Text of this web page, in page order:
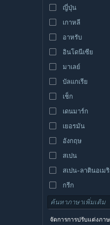
ญี่ปุ่น
เกาหลี
อาหรับ
อินโดนีเซีย
มาเลย์
บัลแกเรีย
เช็ก
เดนมาร์ก
เยอรมัน
อังกฤษ
สเปน
สเปน-ลาตินอเม
กรีก
จัดการการปรับแต่งภา